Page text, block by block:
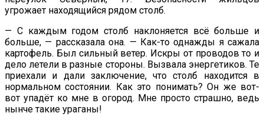
угрожает находящийся рядом столб.
— С каждым годом столб наклоняется всё больше и
больше, — рассказала она. — Как-то однажды я сажала
картофель. Был сильный ветер. Искры от проводов то и
дело летели в разные стороны. Вызвала энергетиков. Те
приехали и дали заключение, что столб находится в
нормальном состоянии. Как это понимать? Он же вот-
вот упадёт ко мне в огород. Мне просто страшно, ведь
нынче такие ураганы!